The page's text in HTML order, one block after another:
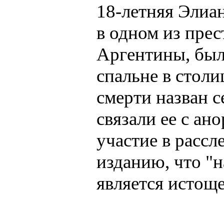
18-летняя
в одном из
Аргентины,
спальне в
смерти назван
связали ее с
участие в
изданию, что
является